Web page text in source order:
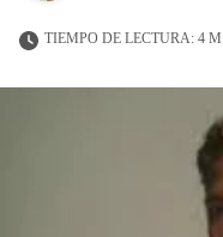
TIEMPO DE LECTURA: 4 M